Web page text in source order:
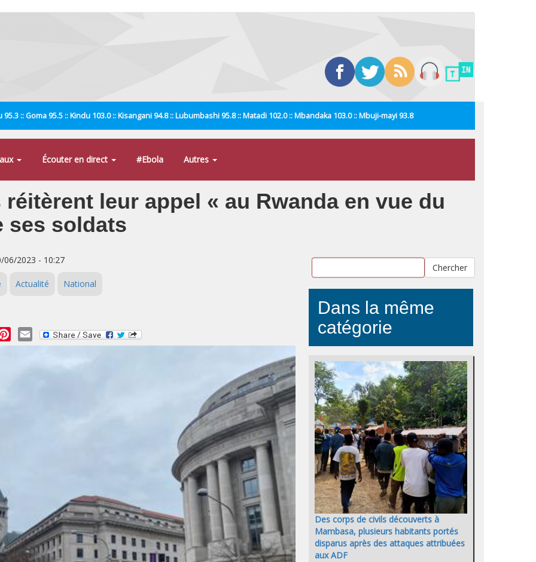
:: Goma 95.5 :: Kindu 103.0 :: Kisangani 94.8 :: Lubumbashi 95.8 :: Matadi 102.0 :: Mbandaka 103.0 :: Mbuji-mayi 93.8
Écouter en direct #Ebola Autres
leur appel « au Rwanda en vue du
ses soldats
2023 - 10:27
Actualité National
Pinterest
Email
Chercher
Dans la même
catégorie
Des corps de civils découverts à
Mambasa, plusieurs habitants portés
disparus après des attaques attribuées
aux ADF